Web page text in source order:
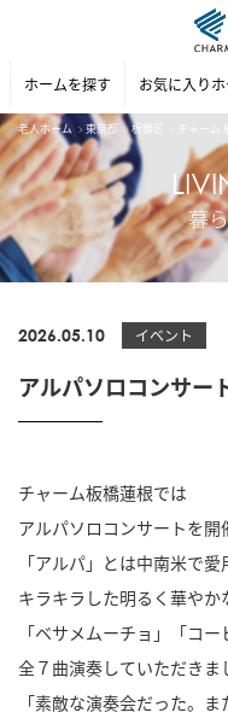
ホームを探す お気に入り
老人ホーム 東京都 板橋区 チャーム
暮
2026.05.10 イベント
アルパソロコンサー
チャーム板橋蓮根では
アルパソロコンサートを開
「アルパ」とは中南米で
キラキラした明るく華やか
「ベサメムーチョ」「コ
全７曲演奏していただきま
「素敵な演奏会だった。ま